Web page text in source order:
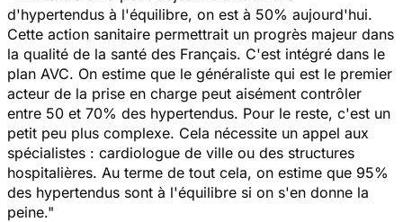
d'hypertendus à l'équilibre, on est à 50% aujourd'hui.
Cette action sanitaire permettrait un progrès majeur dans
la qualité de la santé des Français. C'est intégré dans le
plan AVC. On estime que le généraliste qui est le premier
acteur de la prise en charge peut aisément contrôler
entre 50 et 70% des hypertendus. Pour le reste, c'est un
petit peu plus complexe. Cela nécessite un appel aux
spécialistes : cardiologue de ville ou des structures
hospitalières. Au terme de tout cela, on estime que 95%
des hypertendus sont à l'équilibre si on s'en donne la
peine."